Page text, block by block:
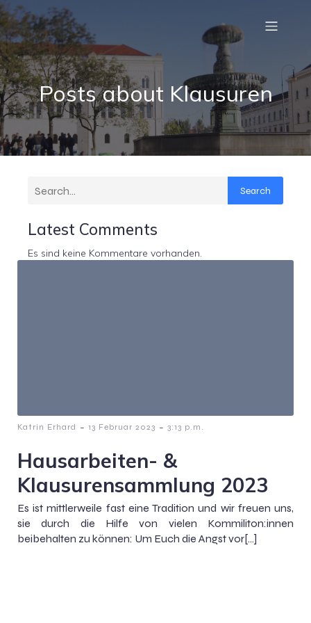
Posts about Klausuren
Search
Latest Comments
Es sind keine Kommentare vorhanden.
Katrin Erhard - 13 Februar 2023 - 3:13 p.m.
Hausarbeiten- &
Klausurensammlung 2023
Es ist mittlerweile fast eine Tradition und wir freuen uns,
sie durch die Hilfe von vielen Kommiliton:innen
beibehalten zu können: Um Euch die Angst vor[…]